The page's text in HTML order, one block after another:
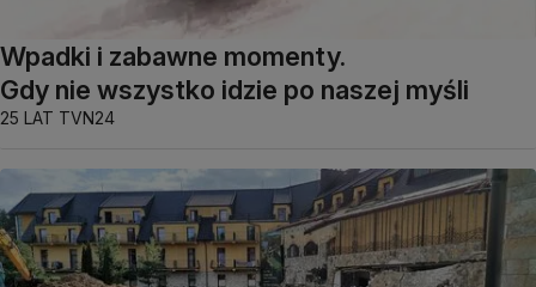
Wpadki i zabawne momenty.
Gdy nie wszystko idzie po naszej myśli
25 LAT TVN24